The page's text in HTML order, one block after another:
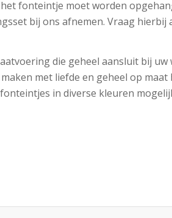
fonteintje moet worden
bij ons afnemen. Vraag hierbij
die geheel aansluit bij uw
met liefde en geheel op
in diverse kleuren